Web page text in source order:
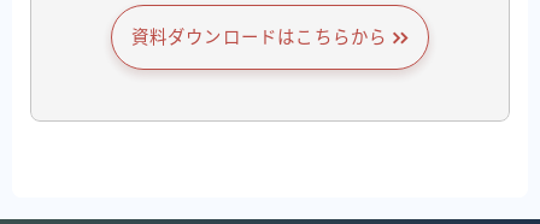
資料ダウンロードはこちらから